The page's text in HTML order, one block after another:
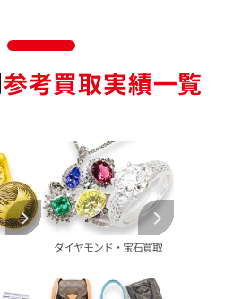
取
取
取
買取
参考買取実績一覧
ダイヤモンド・宝石買取